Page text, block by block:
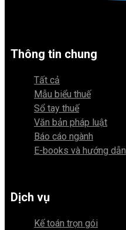
Thông tin chung
Tất cả
Mẫu biểu thuế
Sổ tay thuế
Văn bản pháp luật
Báo cáo ngành
E-books và hướng dẫn
Dịch vụ
Kế toán trọn gói